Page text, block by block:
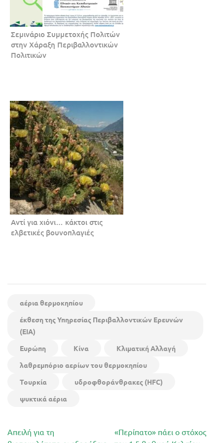
Σεμινάριο Συμμετοχής Πολιτών
στην Χάραξη Περιβαλλοντικών
Πολιτικών
Αντί για χιόνι… κάκτοι στις
ελβετικές βουνοπλαγιές
αέρια θερμοκηπίου
έκθεση της Υπηρεσίας Περιβαλλοντικών Ερευνών
(EIA)
Ευρώπη
Κίνα
Κλιματική Αλλαγή
λαθρεμπόριο αερίων του θερμοκηπίου
Τουρκία
υδροφθοράνθρακες (HFC)
ψυκτικά αέρια
Πλοήγηση
Απειλή για τη
«Περίπατο» πάει ο στόχος